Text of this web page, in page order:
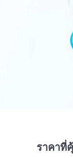
ราคาที่